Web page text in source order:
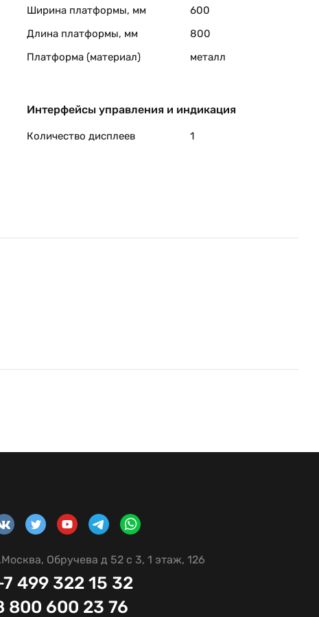
Ширина платформы, мм
600
Длина платформы, мм
800
Платформа (материал)
металл
Интерфейсы управления и индикация
Количество дисплеев 1
Обручева д 52 с 3, 1 этаж, 126
499 322 15 32
800 600 23 76